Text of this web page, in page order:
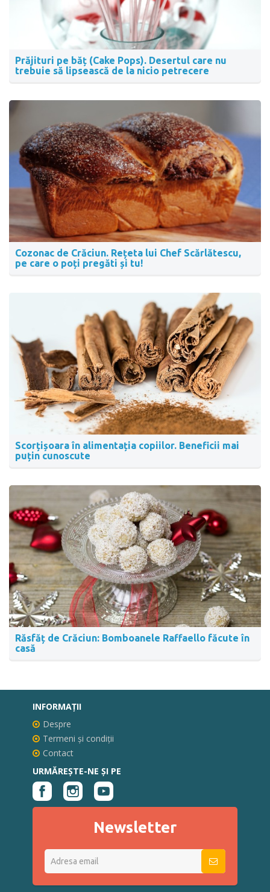
Prăjituri pe băț (Cake Pops). Desertul care nu
trebuie să lipsească de la nicio petrecere
Cozonac de Crăciun. Rețeta lui Chef Scărlătescu,
pe care o poți pregăti și tu!
Scorțișoara în alimentația copiilor. Beneficii mai
puțin cunoscute
Răsfăț de Crăciun: Bomboanele Raffaello făcute în
casă
INFORMAŢII
Despre
Termeni și condiții
Contact
URMĂREȘTE-NE ȘI PE
Newsletter